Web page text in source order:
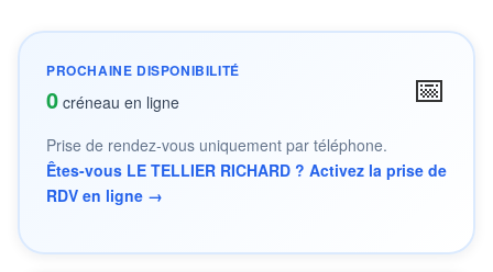
PROCHAINE DISPONIBILITÉ
0 créneau en ligne 📅
Prise de rendez-vous uniquement par téléphone.
Êtes-vous LE TELLIER RICHARD ? Activez la prise de
RDV en ligne →